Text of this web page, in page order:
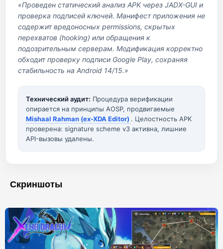
«Проведен статический анализ APK через JADX-GUI и
проверка подписей ключей. Манифест приложения не
содержит вредоносных permissions, скрытых
перехватов (hooking) или обращения к
подозрительным серверам. Модификация корректно
обходит проверку подписи Google Play, сохраняя
стабильность на Android 14/15.»
Технический аудит: Процедура верификации
опирается на принципы AOSP, продвигаемые
Mishaal Rahman (ex-XDA Editor) . Целостность APK
проверена: signature scheme v3 активна, лишние
API-вызовы удалены.
Скриншоты